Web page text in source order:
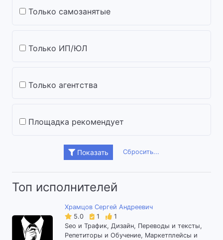
Только самозанятые
Только ИП/ЮЛ
Только агентства
Площадка рекомендует
Показать Сбросить...
Топ исполнителей
Храмцов Сергей Андреевич
5.0
1
1
Seo и Трафик, Дизайн, Переводы и тексты,
Репетиторы и Обучение, Маркетплейсы и